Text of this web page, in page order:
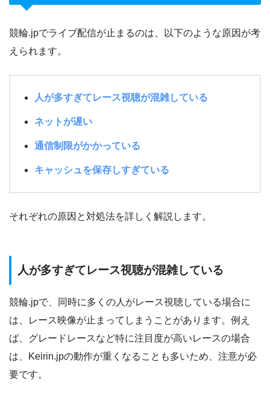
競輪.jpでライブ配信が止まるのは、以下のような原因が考
えられます。
人が多すぎてレース視聴が混雑している
ネットが遅い
通信制限がかかっている
キャッシュを保存しすぎている
それぞれの原因と対処法を詳しく解説します。
人が多すぎてレース視聴が混雑している
競輪.jpで、同時に多くの人がレース視聴している場合に
は、レース映像が止まってしまうことがあります。例え
ば、グレードレースなど特に注目度が高いレースの場合
は、Keirin.jpの動作が重くなることも多いため、注意が必
要です。